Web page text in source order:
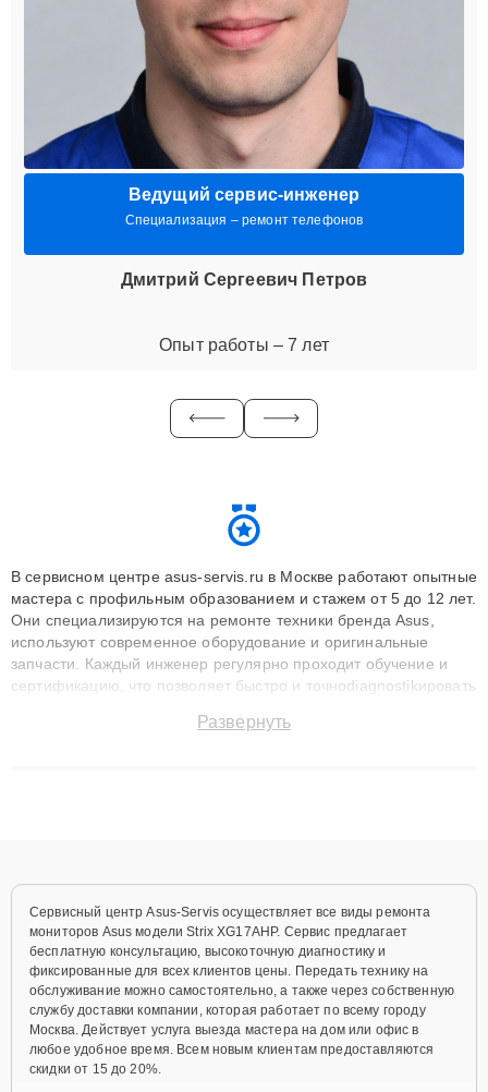
Ведущий сервис-инженер
Специализация – ремонт телефонов
Дмитрий Сергеевич Петров
Опыт работы – 7 лет
В сервисном центре asus-servis.ru в Москве работают опытные
мастера с профильным образованием и стажем от 5 до 12 лет.
Они специализируются на ремонте техники бренда Asus,
используют современное оборудование и оригинальные
запчасти. Каждый инженер регулярно проходит обучение и
сертификацию, что позволяет быстро и точноdiagnostikировать
до 3 лет. Наши мастера решают сложные случаи: от замены
Развернуть
Сервисный центр Asus-Servis осуществляет все виды ремонта
мониторов Asus модели Strix XG17AHP. Сервис предлагает
бесплатную консультацию, высокоточную диагностику и
фиксированные для всех клиентов цены. Передать технику на
обслуживание можно самостоятельно, а также через собственную
службу доставки компании, которая работает по всему городу
Москва. Действует услуга выезда мастера на дом или офис в
любое удобное время. Всем новым клиентам предоставляются
скидки от 15 до 20%.